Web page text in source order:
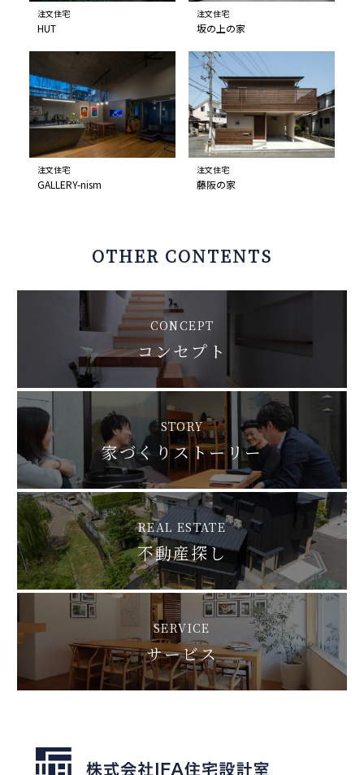
注文住宅
HUT
注文住宅
坂の上の家
注文住宅
GALLERY-nism
注文住宅
藤阪の家
OTHER CONTENTS
CONCEPT
コンセプト
STORY
家づくりストーリー
REAL ESTATE
不動産探し
SERVICE
サービス